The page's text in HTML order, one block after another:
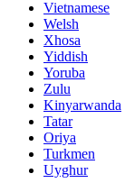
Vietnamese
Welsh
Xhosa
Yiddish
Yoruba
Zulu
Kinyarwanda
Tatar
Oriya
Turkmen
Uyghur